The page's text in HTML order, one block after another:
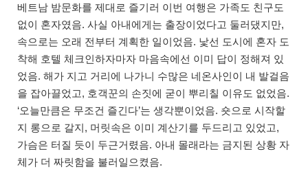
베트남 밤문화를 제대로 즐기러 이번 여행은 가족도 친구도
없이 혼자였음. 사실 아내에게는 출장이었다고 둘러댔지만,
속으로는 오래 전부터 계획한 일이었음. 낯선 도시에 혼자 도
착해 호텔 체크인하자마자 마음속에선 이미 답이 정해져 있
었음. 해가 지고 거리에 나가니 수많은 네온사인이 내 발걸음
을 잡아끌었고, 호객꾼의 손짓에 굳이 뿌리칠 이유도 없었음.
‘오늘만큼은 무조건 즐긴다’는 생각뿐이었음. 숏으로 시작할
지 롱으로 갈지, 머릿속은 이미 계산기를 두드리고 있었고,
가슴은 터질 듯이 두근거렸음. 아내 몰래라는 금지된 상황 자
체가 더 짜릿함을 불러일으켰음.